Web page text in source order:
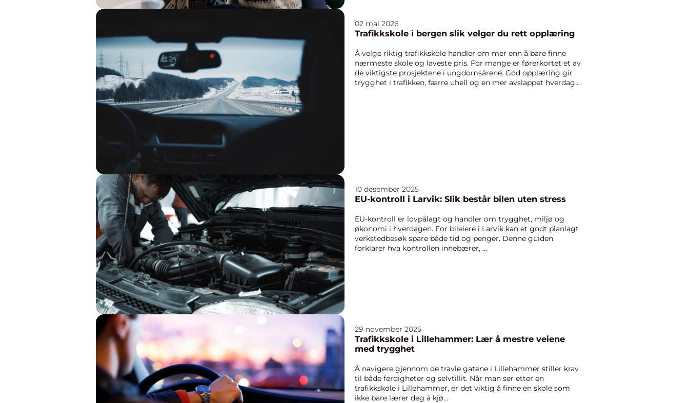
02 mai 2026
Trafikkskole i bergen slik velger du rett opplæring
Å velge riktig trafikkskole handler om mer enn å bare finne
nærmeste skole og laveste pris. For mange er førerkortet et av
de viktigste prosjektene i ungdomsårene. God opplæring gir
trygghet i trafikken, færre uhell og en mer avslappet hverdag
10 desember 2025
EU-kontroll i Larvik: Slik består bilen uten stress
EU-kontroll er lovpålagt og handler om trygghet, miljø og
økonomi i hverdagen. For bileiere i Larvik kan et godt planlagt
verkstedbesøk spare både tid og penger. Denne guiden
forklarer hva kontrollen innebærer, ...
29 november 2025
Trafikkskole i Lillehammer: Lær å mestre veiene
med trygghet
Å navigere gjennom de travle gatene i Lillehammer stiller krav
til både ferdigheter og selvtillit. Når man ser etter en
trafikkskole i Lillehammer, er det viktig å finne en skole som
ikke bare lærer deg å kjø...